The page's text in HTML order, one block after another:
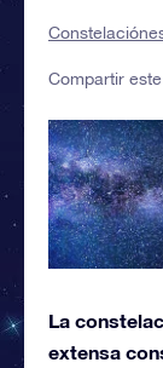
Compartir
La
extensa